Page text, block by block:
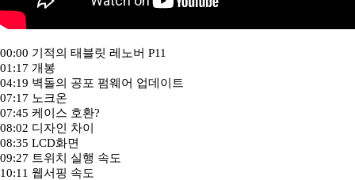
00:00 기적의 태블릿 레노버 P11
01:17 개봉
04:19 벽돌의 공포 펌웨어 업데이트
07:17 노크온
07:45 케이스 호환?
08:02 디자인 차이
08:35 LCD화면
09:27 트위치 실행 속도
10:11 웹서핑 속도